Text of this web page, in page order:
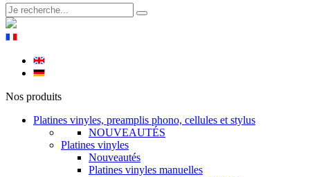
Nos produits
Platines vinyles, preamplis phono, cellules et stylus
NOUVEAUTÉS
Platines vinyles
Nouveautés
Platines vinyles manuelles